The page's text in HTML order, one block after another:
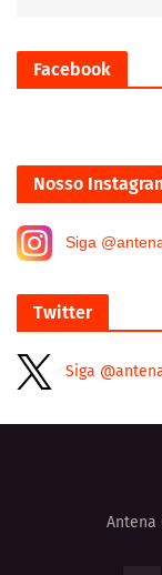
Facebook
Nosso
Siga
Twitter
Siga
Antena